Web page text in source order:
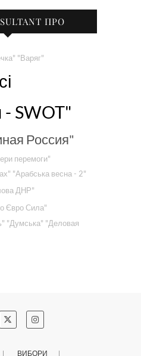
ПРО
"Варяг"
- SWOT"
Россия"
перемоги"
"Арабська весна - 2"
ДНР"
Євро Сила"
"Думська" "Деловая
ВИБОРИ